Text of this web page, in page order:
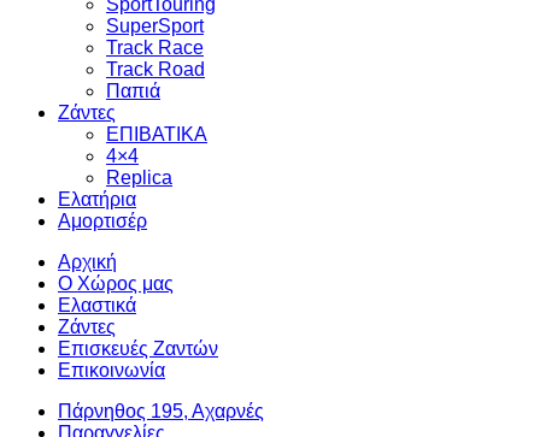
SportTouring
SuperSport
Track Race
Track Road
Παπιά
Ζάντες
ΕΠΙΒΑΤΙΚΑ
4×4
Replica
Ελατήρια
Αμορτισέρ
Αρχική
Ο Χώρος μας
Ελαστικά
Ζάντες
Επισκευές Ζαντών
Επικοινωνία
Πάρνηθος 195, Αχαρνές